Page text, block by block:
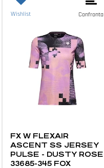
Wishlist Confronta
FX W FLEXAIR
ASCENT SS JERSEY
PULSE - DUSTY ROSE
33685-345 FOX